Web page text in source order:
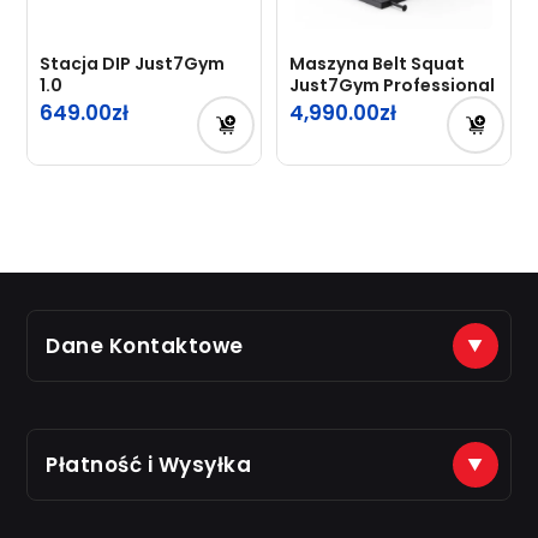
Stacja DIP Just7Gym
1.0
649.00
Maszyna Belt Squat
Just7Gym Professional
4,990.00
Dane Kontaktowe
(+48) 888 561 463
na e-maile odpisujemy od 8.00 do 16.00
Płatność i Wysyłka